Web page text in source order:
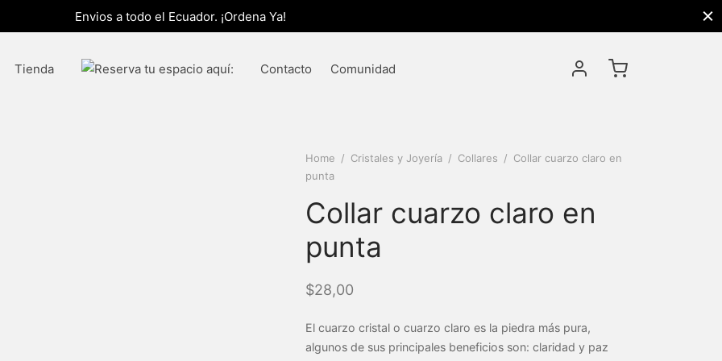
Envios a todo el Ecuador. ¡Ordena Ya!
Tienda Contacto Comunidad
Home / Cristales y Joyería / Collares / Collar cuarzo claro en
punta
Collar cuarzo claro en
punta
$28,00
El cuarzo cristal o cuarzo claro es la piedra más pura,
algunos de sus principales beneficios son: claridad y paz